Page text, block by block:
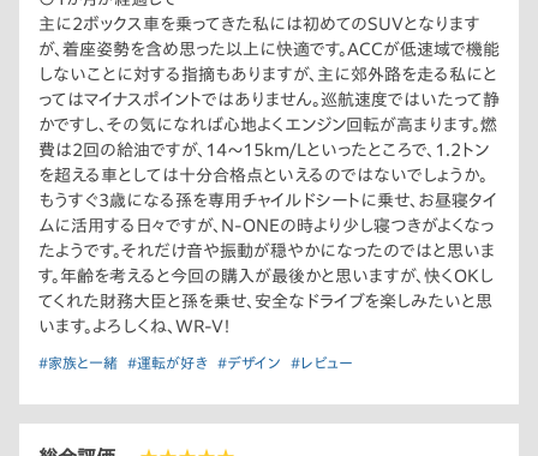
主に2ボックス車を乗ってきた私には初めてのSUVとなります
が、着座姿勢を含め思った以上に快適です。ACCが低速域で機能
しないことに対する指摘もありますが、主に郊外路を走る私にと
ってはマイナスポイントではありません。巡航速度ではいたって静
かですし、その気になれば心地よくエンジン回転が高まります。燃
費は2回の給油ですが、14〜15km/Lといったところで、1.2トン
を超える車としては十分合格点といえるのではないでしょうか。
もうすぐ3歳になる孫を専用チャイルドシートに乗せ、お昼寝タイ
ムに活用する日々ですが、N-ONEの時より少し寝つきがよくなっ
たようです。それだけ音や振動が穏やかになったのではと思いま
す。年齢を考えると今回の購入が最後かと思いますが、快くOKし
てくれた財務大臣と孫を乗せ、安全なドライブを楽しみたいと思
います。よろしくね、WR-V！
#家族と一緒 #運転が好き #デザイン #レビュー